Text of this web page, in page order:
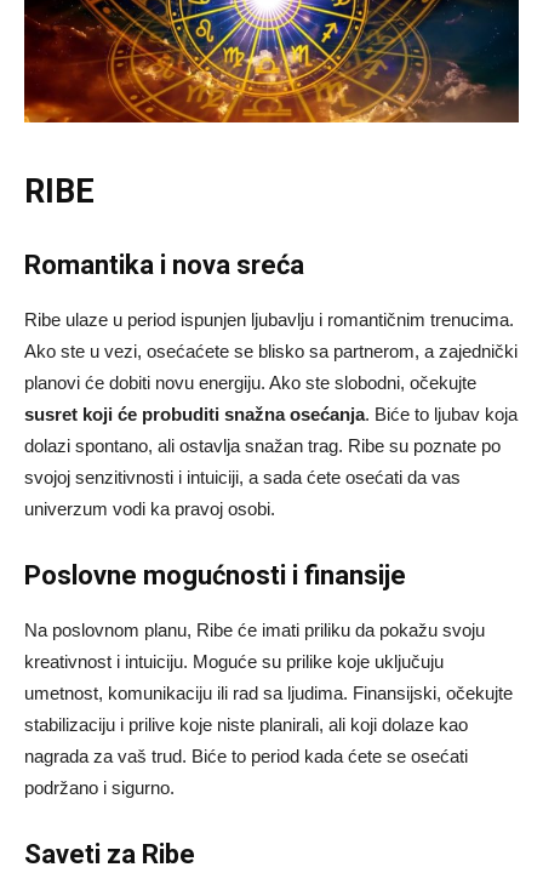
RIBE
Romantika i nova sreća
Ribe ulaze u period ispunjen ljubavlju i romantičnim trenucima.
Ako ste u vezi, osećaćete se blisko sa partnerom, a zajednički
planovi će dobiti novu energiju. Ako ste slobodni, očekujte
susret koji će probuditi snažna osećanja. Biće to ljubav koja
dolazi spontano, ali ostavlja snažan trag. Ribe su poznate po
svojoj senzitivnosti i intuiciji, a sada ćete osećati da vas
univerzum vodi ka pravoj osobi.
Poslovne mogućnosti i finansije
Na poslovnom planu, Ribe će imati priliku da pokažu svoju
kreativnost i intuiciju. Moguće su prilike koje uključuju
umetnost, komunikaciju ili rad sa ljudima. Finansijski, očekujte
stabilizaciju i prilive koje niste planirali, ali koji dolaze kao
nagrada za vaš trud. Biće to period kada ćete se osećati
podržano i sigurno.
Saveti za Ribe